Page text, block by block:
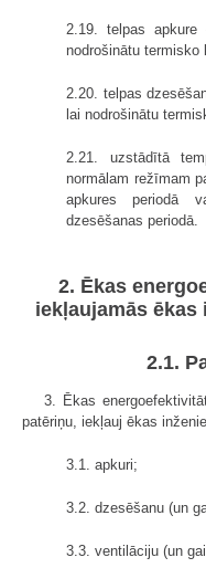
2.19. telpas apkure
nodrošinātu termisko
2.20. telpas
lai nodrošinātu
2.21. uzstādītā
normālam režīmam
apkures periodā
dzesēšanas periodā.
2. Ēkas
iekļaujamās
2.1.
3. Ēkas
patēriņu, iekļauj ēkas
3.1. apkuri;
3.2. dzesēšanu (un
3.3. ventilāciju (un